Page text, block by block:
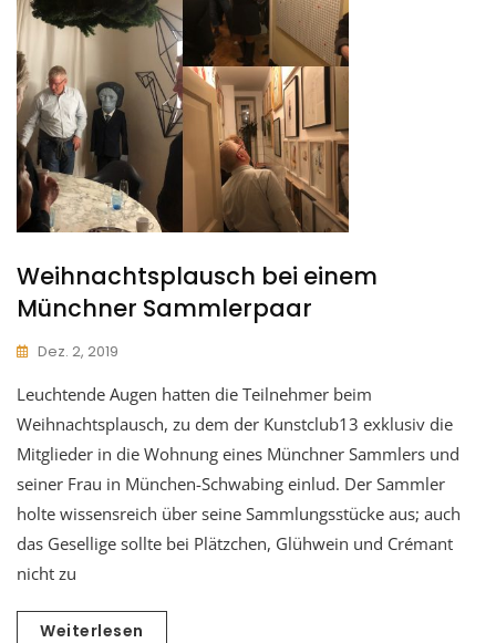
Weihnachtsplausch bei einem
Münchner Sammlerpaar
Dez. 2, 2019
Leuchtende Augen hatten die Teilnehmer beim
Weihnachtsplausch, zu dem der Kunstclub13 exklusiv die
Mitglieder in die Wohnung eines Münchner Sammlers und
seiner Frau in München-Schwabing einlud. Der Sammler
holte wissensreich über seine Sammlungsstücke aus; auch
das Gesellige sollte bei Plätzchen, Glühwein und Crémant
nicht zu
Weiterlesen